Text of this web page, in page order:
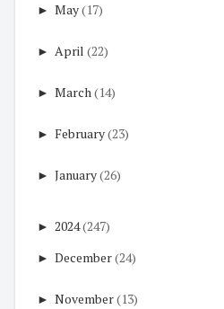
► May(17)
► April (22)
► March(14)
► February(23)
► January(26)
► 2024(247)
► December(24)
► November(13)